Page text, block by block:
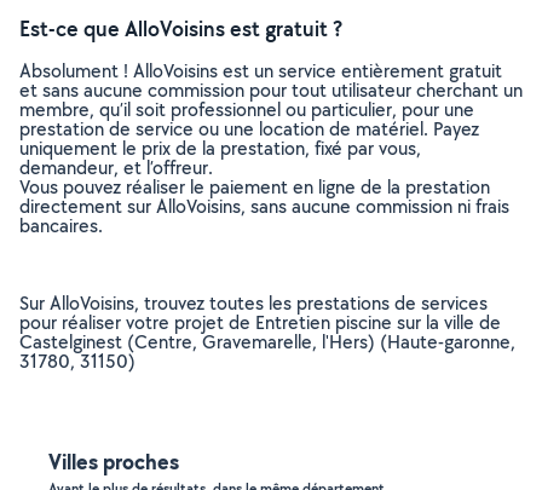
Est-ce que AlloVoisins est gratuit ?
Absolument ! AlloVoisins est un service entièrement gratuit
et sans aucune commission pour tout utilisateur cherchant un
membre, qu’il soit professionnel ou particulier, pour une
prestation de service ou une location de matériel. Payez
uniquement le prix de la prestation, fixé par vous,
demandeur, et l’offreur.
Vous pouvez réaliser le paiement en ligne de la prestation
directement sur AlloVoisins, sans aucune commission ni frais
bancaires.
Sur AlloVoisins, trouvez toutes les prestations de services
pour réaliser votre projet de Entretien piscine sur la ville de
Castelginest (Centre, Gravemarelle, l'Hers) (Haute-garonne,
31780, 31150)
Villes proches